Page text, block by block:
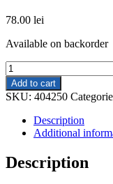
78.00 lei
Available on backorder
P3.01
-
Micro
Cut
Finish,
finish
cu
Add to cart
SKU: 404250
Description
Additional
Description